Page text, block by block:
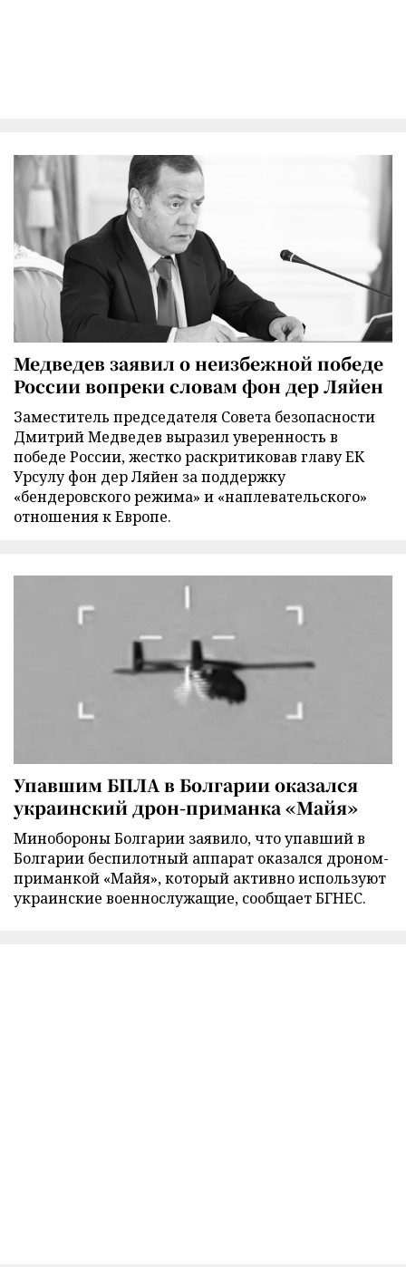
Медведев заявил о неизбежной победе
России вопреки словам фон дер Ляйен
Заместитель председателя Совета безопасности
Дмитрий Медведев выразил уверенность в
победе России, жестко раскритиковав главу ЕК
Урсулу фон дер Ляйен за поддержку
«бендеровского режима» и «наплевательского»
отношения к Европе.
Упавшим БПЛА в Болгарии оказался
украинский дрон-приманка «Майя»
Минобороны Болгарии заявило, что упавший в
Болгарии беспилотный аппарат оказался дроном-
приманкой «Майя», который активно используют
украинские военнослужащие, сообщает БГНЕС.